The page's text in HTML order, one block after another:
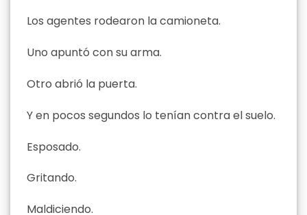
Los agentes rodearon la camioneta.
Uno apuntó con su arma.
Otro abrió la puerta.
Y en pocos segundos lo tenían contra el suelo.
Esposado.
Gritando.
Maldiciendo.